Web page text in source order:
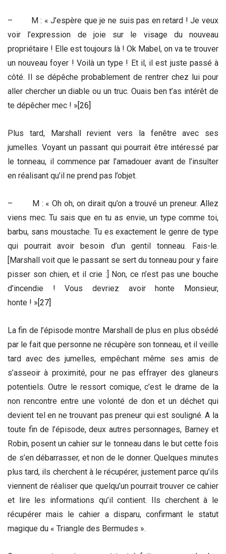
– M : « J’espère que je ne suis pas en retard ! Je veux
voir l’expression de joie sur le visage du nouveau
propriétaire ! Elle est toujours là ! Ok Mabel, on va te trouver
un nouveau foyer ! Voilà un type ! Et il, il est juste passé à
côté. Il se dépêche probablement de rentrer chez lui pour
aller chercher un diable ou un truc. Ouais ben t’as intérêt de
te dépêcher mec ! »[26]
Plus tard, Marshall revient vers la fenêtre avec ses
jumelles. Voyant un passant qui pourrait être intéressé par
le tonneau, il commence par l’amadouer avant de l’insulter
en réalisant qu’il ne prend pas l’objet.
– M : « Oh oh, on dirait qu’on a trouvé un preneur. Allez
viens mec. Tu sais que en tu as envie, un type comme toi,
barbu, sans moustache. Tu es exactement le genre de type
qui pourrait avoir besoin d’un gentil tonneau. Fais-le.
[Marshall voit que le passant se sert du tonneau pour y faire
pisser son chien, et il crie :] Non, ce n’est pas une bouche
d’incendie ! Vous devriez avoir honte Monsieur,
honte ! »[27]
La fin de l’épisode montre Marshall de plus en plus obsédé
par le fait que personne ne récupère son tonneau, et il veille
tard avec des jumelles, empêchant même ses amis de
s’asseoir à proximité, pour ne pas effrayer des glaneurs
potentiels. Outre le ressort comique, c’est le drame de la
non rencontre entre une volonté de don et un déchet qui
devient tel en ne trouvant pas preneur qui est souligné. A la
toute fin de l’épisode, deux autres personnages, Barney et
Robin, posent un cahier sur le tonneau dans le but cette fois
de s’en débarrasser, et non de le donner. Quelques minutes
plus tard, ils cherchent à le récupérer, justement parce qu’ils
viennent de réaliser que quelqu’un pourrait trouver ce cahier
et lire les informations qu’il contient. Ils cherchent à le
récupérer mais le cahier a disparu, confirmant le statut
magique du « Triangle des Bermudes ».